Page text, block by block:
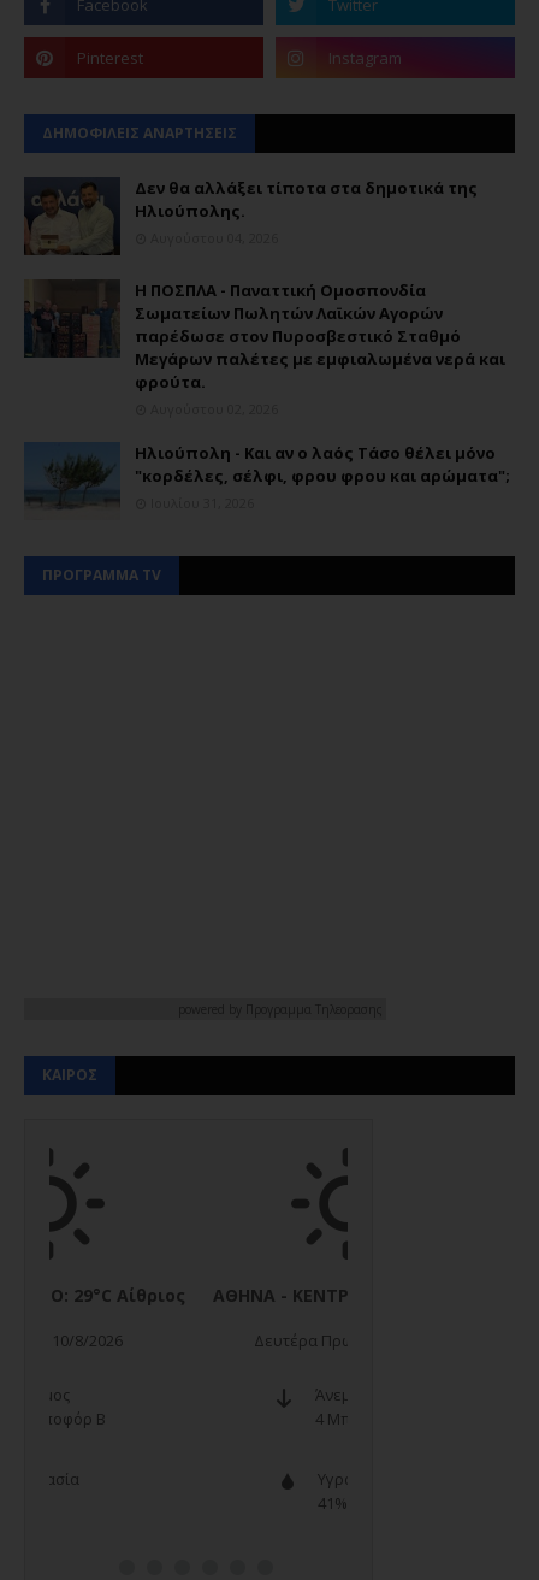
ΔΗΜΟΦΙΛΕΙΣ ΑΝΑΡΤΗΣΕΙΣ
Δεν θα αλλάξει τίποτα στα δημοτικά της
Ηλιούπολης.
Η ΠΟΣΠΛΑ - Παναττική Ομοσπονδία
Σωματείων Πωλητών Λαϊκών Αγορών
παρέδωσε στον Πυροσβεστικό Σταθμό
Μεγάρων παλέτες με εμφιαλωμένα νερά και
φρούτα.
Ηλιούπολη - Και αν ο λαός Τάσο θέλει μόνο
"κορδέλες, σέλφι, φρου φρου και αρώματα";
ΠΡΟΓΡΑΜΜΑ TV
ΚΑΙΡΟΣ